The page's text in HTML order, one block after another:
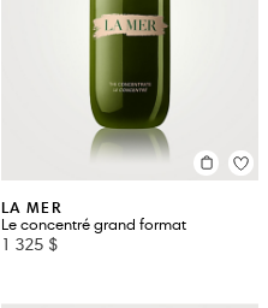
LA MER
Le concentré grand format
1 325 $